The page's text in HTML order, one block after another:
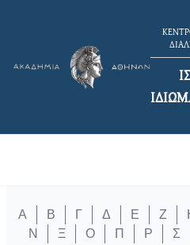
Α Β Γ Δ Ε Ζ
Ν
Ξ Ο Π Ρ Σ